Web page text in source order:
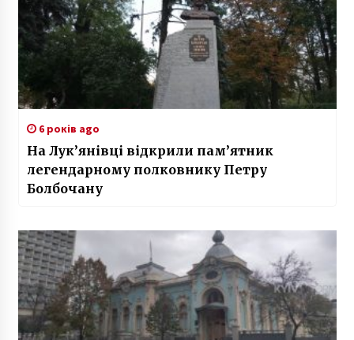
6 років ago
На Лук’янівці відкрили пам’ятник
легендарному полковнику Петру
Болбочану